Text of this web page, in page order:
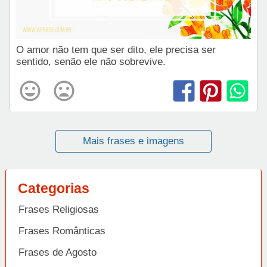
O amor não tem que ser dito, ele precisa ser
sentido, senão ele não sobrevive.
Mais frases e imagens
Categorias
Frases Religiosas
Frases Românticas
Frases de Agosto